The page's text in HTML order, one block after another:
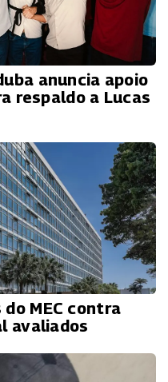
anuncia apoio
respaldo a Lucas
MEC contra
avaliados